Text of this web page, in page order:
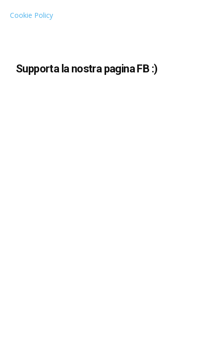
Cookie Policy
Supporta la nostra pagina FB :)